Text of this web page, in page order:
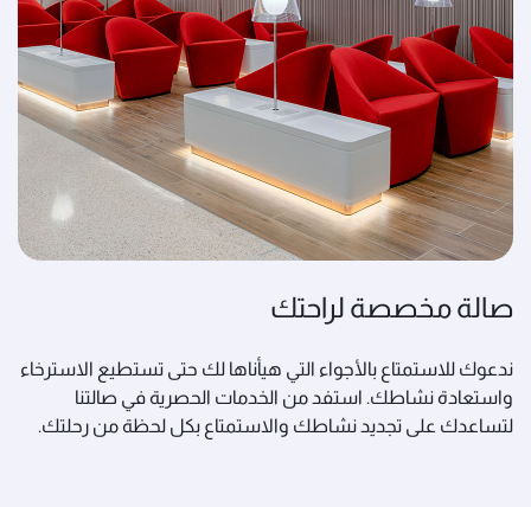
صالة مخصصة لراحتك
ندعوك للاستمتاع بالأجواء التي هيأناها لك حتى تستطيع الاسترخاء
واستعادة نشاطك. استفد من الخدمات الحصرية في صالتنا
لتساعدك على تجديد نشاطك والاستمتاع بكل لحظة من رحلتك.